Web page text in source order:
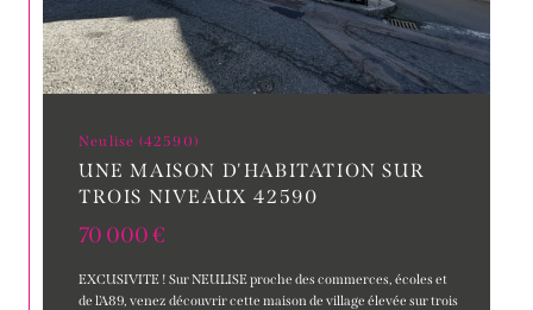
Neulise (42590)
UNE MAISON D'HABITATION SUR
TROIS NIVEAUX 42590
70 000 €
EXCUSIVITE ! Sur NEULISE proche des commerces, écoles et
de l'A89, venez découvrir cette maison de village élevée sur trois